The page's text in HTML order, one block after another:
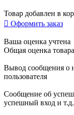
Товар добавлен в
 Оформить заказ
Ваша оценка учтена
Общая оценка
Вывод сообщения о
пользователя
Сообщение об
успешный вход и т.д.